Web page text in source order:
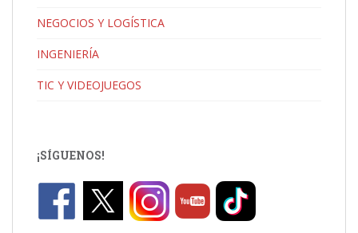
NEGOCIOS Y LOGÍSTICA
INGENIERÍA
TIC Y VIDEOJUEGOS
¡SÍGUENOS!